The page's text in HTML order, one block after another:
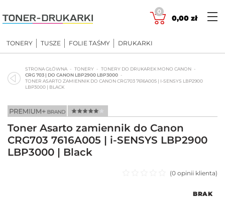
to
content
0
0,00 zł
TONERY TUSZE FOLIE TAŚMY DRUKARKI
STRONA GŁÓWNA TONERY
TONERY DO DRUKAREK MONO CANON
CRG 703 | DO CANON LBP2900 LBP3000
TONER ASARTO ZAMIENNIK DO CANON CRG703 7616A005 | I-SENSYS LBP2900
LBP3000 | BLACK
Toner Asarto zamiennik do Canon
CRG703 7616A005 | i-SENSYS LBP2900
LBP3000 | Black
(0 opinii klienta)
BRAK